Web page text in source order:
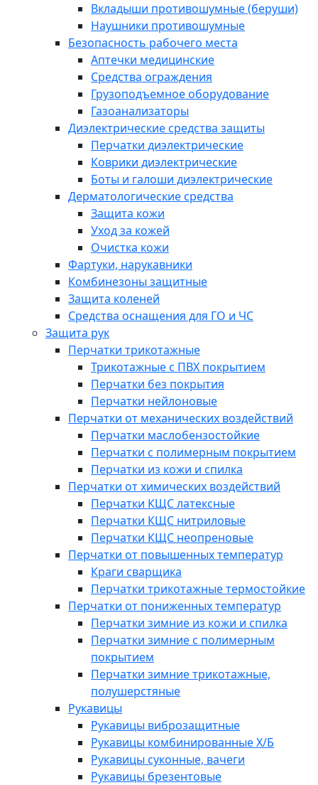
Вкладыши противошумные (беруши)
Наушники противошумные
Безопасность рабочего места
Аптечки медицинские
Средства ограждения
Грузоподъемное оборудование
Газоанализаторы
Диэлектрические средства защиты
Перчатки диэлектрические
Коврики диэлектрические
Боты и галоши диэлектрические
Дерматологические средства
Защита кожи
Уход за кожей
Очистка кожи
Фартуки, нарукавники
Комбинезоны защитные
Защита коленей
Средства оснащения для ГО и ЧС
Защита рук
Перчатки трикотажные
Трикотажные с ПВХ покрытием
Перчатки без покрытия
Перчатки нейлоновые
Перчатки от механических воздействий
Перчатки маслобензостойкие
Перчатки с полимерным покрытием
Перчатки из кожи и спилка
Перчатки от химических воздействий
Перчатки КЩС латексные
Перчатки КЩС нитриловые
Перчатки КЩС неопреновые
Перчатки от повышенных температур
Краги сварщика
Перчатки трикотажные термостойкие
Перчатки от пониженных температур
Перчатки зимние из кожи и спилка
Перчатки зимние с полимерным
покрытием
Перчатки зимние трикотажные,
полушерстяные
Рукавицы
Рукавицы виброзащитные
Рукавицы комбинированные Х/Б
Рукавицы суконные, вачеги
Рукавицы брезентовые